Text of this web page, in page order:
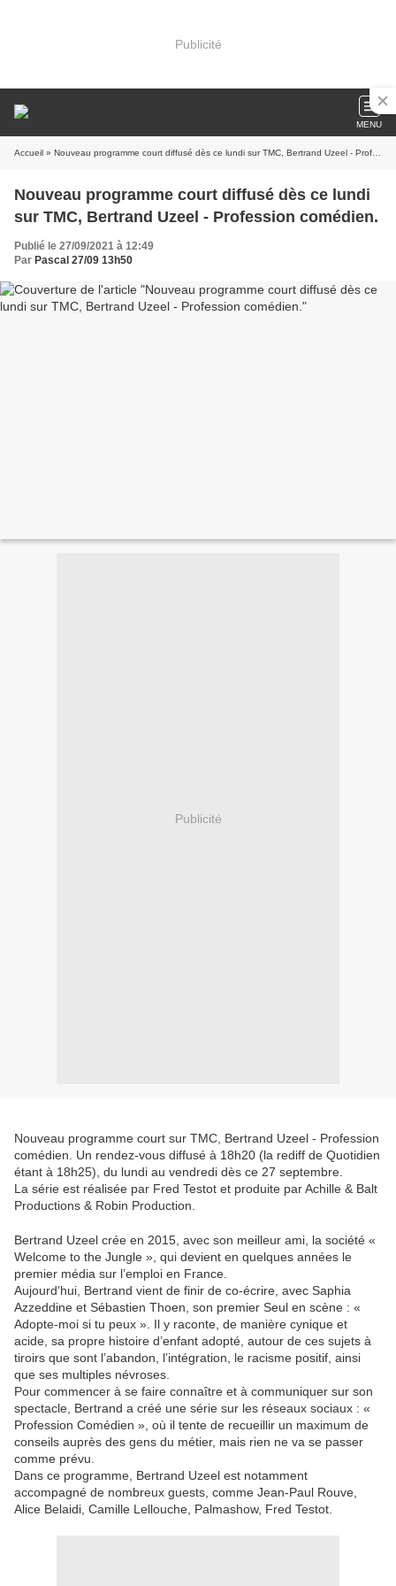
Publicité
MENU
Accueil » Nouveau programme court diffusé dès ce lundi sur TMC, Bertrand Uzeel - Profession comédien.
Nouveau programme court diffusé dès ce lundi
sur TMC, Bertrand Uzeel - Profession comédien.
Publié le 27/09/2021 à 12:49
Par Pascal 27/09 13h50
Publicité
Nouveau programme court sur TMC, Bertrand Uzeel - Profession
comédien. Un rendez-vous diffusé à 18h20 (la rediff de Quotidien
étant à 18h25), du lundi au vendredi dès ce 27 septembre.
La série est réalisée par Fred Testot et produite par Achille & Balt
Productions & Robin Production.
Bertrand Uzeel crée en 2015, avec son meilleur ami, la société «
Welcome to the Jungle », qui devient en quelques années le
premier média sur l’emploi en France.
Aujourd’hui, Bertrand vient de finir de co-écrire, avec Saphia
Azzeddine et Sébastien Thoen, son premier Seul en scène : «
Adopte-moi si tu peux ». Il y raconte, de manière cynique et
acide, sa propre histoire d’enfant adopté, autour de ces sujets à
tiroirs que sont l’abandon, l’intégration, le racisme positif, ainsi
que ses multiples névroses.
Pour commencer à se faire connaître et à communiquer sur son
spectacle, Bertrand a créé une série sur les réseaux sociaux : «
Profession Comédien », où il tente de recueillir un maximum de
conseils auprès des gens du métier, mais rien ne va se passer
comme prévu.
Dans ce programme, Bertrand Uzeel est notamment
accompagné de nombreux guests, comme Jean-Paul Rouve,
Alice Belaidi, Camille Lellouche, Palmashow, Fred Testot.